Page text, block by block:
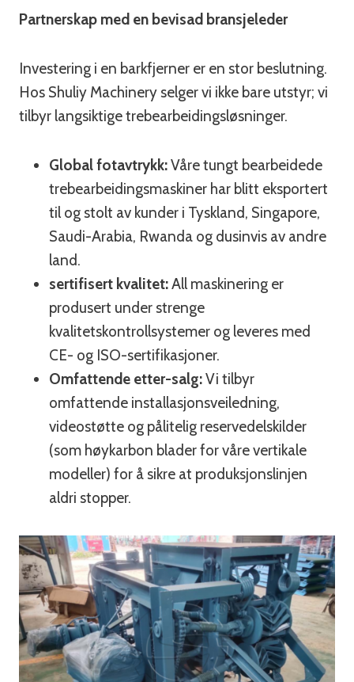
Partnerskap med en bevisad bransjeleder
Investering i en barkfjerner er en stor beslutning.
Hos Shuliy Machinery selger vi ikke bare utstyr; vi
tilbyr langsiktige trebearbeidingsløsninger.
Global fotavtrykk:Våre tungt bearbeidede
trebearbeidingsmaskiner har blitt eksportert
til og stolt av kunder i Tyskland, Singapore,
Saudi-Arabia, Rwanda og dusinvis av andre
land.
sertifisert kvalitet:All maskinering er
produsert under strenge
kvalitetskontrollsystemer og leveres med
CE- og ISO-sertifikasjoner.
Omfattende etter-salg:Vi tilbyr
omfattende installasjonsveiledning,
videostøtte og pålitelig reservedelskilder
(som høykarbon blader for våre vertikale
modeller) for å sikre at produksjonslinjen
aldri stopper.